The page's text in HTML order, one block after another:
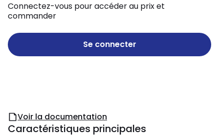
Connectez-vous pour accéder au prix et
commander
Se connecter
Voir la documentation
Caractéristiques principales